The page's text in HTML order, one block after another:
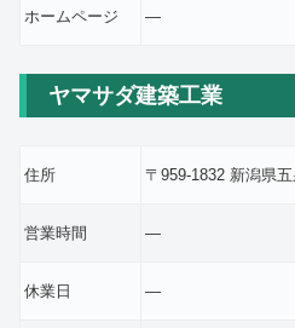
ホームページ ―
ヤマサダ建築工業
住所 〒959-1832 新潟県
営業時間 ―
休業日 ―